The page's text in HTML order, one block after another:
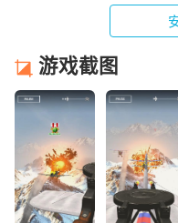
游戏截图